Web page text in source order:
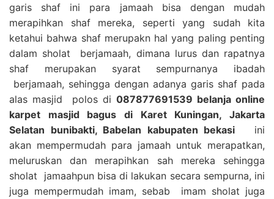
garis shaf ini para jamaah bisa dengan mudah
merapihkan shaf mereka, seperti yang sudah kita
ketahui bahwa shaf merupakn hal yang paling penting
dalam sholat berjamaah, dimana lurus dan rapatnya
shaf merupakan syarat sempurnanya ibadah
berjamaah, sehingga dengan adanya garis shaf pada
alas masjid polos di 087877691539 belanja online
karpet masjid bagus di Karet Kuningan, Jakarta
Selatan bunibakti, Babelan kabupaten bekasi ini
akan mempermudah para jamaah untuk merapatkan,
meluruskan dan merapihkan sah mereka sehingga
sholat jamaahpun bisa di lakukan secara sempurna, ini
juga mempermudah imam, sebab imam sholat juga